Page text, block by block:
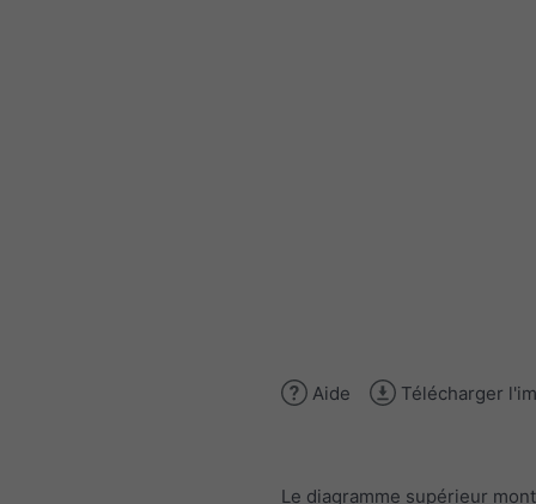
Aide Télécharger
Le diagramme supérieur